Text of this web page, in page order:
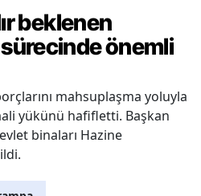
beklenen
önemli
mahsuplaşma yoluyla
yükünü hafifletti. Başkan
binaları Hazine